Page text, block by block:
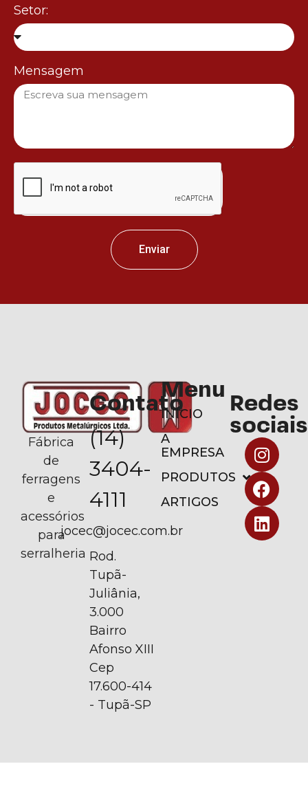
Setor:
Mensagem
Enviar
Fábrica
de
ferragens
e
acessórios
para
serralheria
Contato
(14)
3404-
4111
jocec@jocec.com.br
Rod.
Tupã-
Juliânia,
3.000
Bairro
Afonso XIII
Cep
17.600-414
- Tupã-SP
Menu
INÍCIO
A
EMPRESA
PRODUTOS
ARTIGOS
Redes
sociais